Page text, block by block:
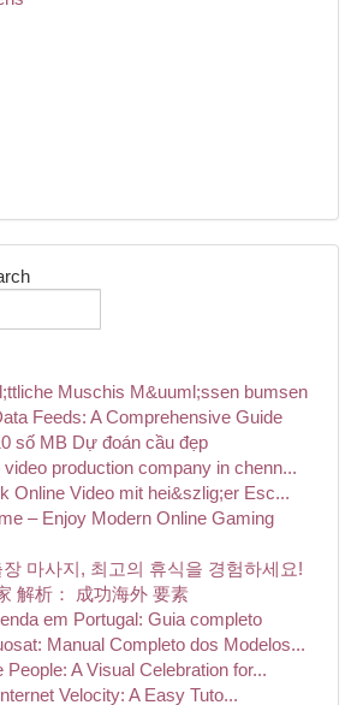
Muschis M&uuml;ssen bumsen
Feeds: A Comprehensive Guide
số MB Dự đoán cầu đẹp
video production company in chenn...
Online Video mit hei&szlig;er Esc...
– Enjoy Modern Online Gaming
마사지, 최고의 휴식을 경험하세요!
解析： 成功海外 要素
em Portugal: Guia completo
Manual Completo dos Modelos...
People: A Visual Celebration for...
Velocity: A Easy Tuto...